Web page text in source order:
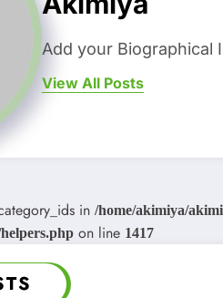
Add your Biographical
View All Posts
in /home/akimiya/
on line 1417